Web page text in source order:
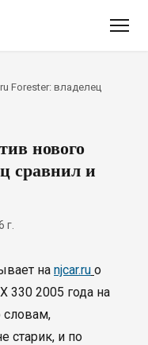
Forester: владелец
нового
сравнил и
г.
на njcar.ru о
330 2005 года на
словам,
старик, и по